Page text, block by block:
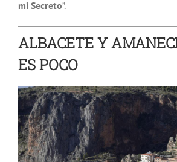
mi Secreto”.
ALBACETE Y
ES POCO